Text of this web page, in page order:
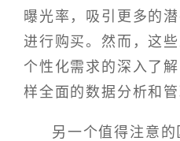
曝光率，吸引更多的
进行购买。然而，这
个性化需求的深入了
样全面的数据分析和管
另一个值得注意